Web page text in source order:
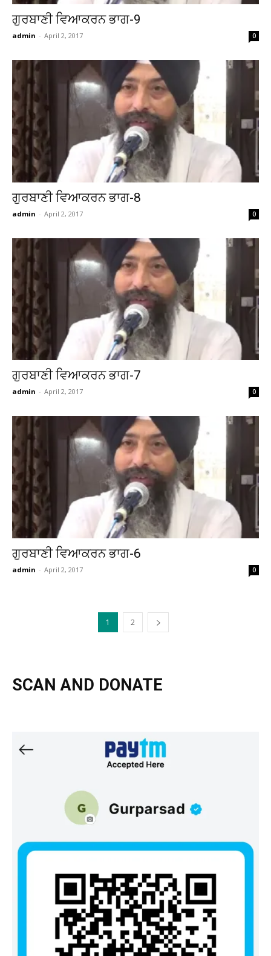
ਗੁਰਬਾਣੀ ਵਿਆਕਰਨ ਭਾਗ-9
admin - April 2, 2017 0
ਗੁਰਬਾਣੀ ਵਿਆਕਰਨ ਭਾਗ-8
admin - April 2, 2017 0
ਗੁਰਬਾਣੀ ਵਿਆਕਰਨ ਭਾਗ-7
admin - April 2, 2017 0
ਗੁਰਬਾਣੀ ਵਿਆਕਰਨ ਭਾਗ-6
admin - April 2, 2017 0
1 2
SCAN AND DONATE